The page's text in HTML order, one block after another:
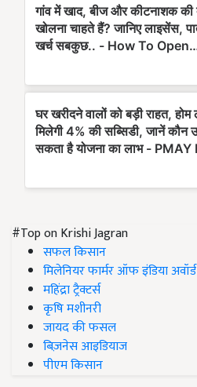
#Top on Krishi Jagran
सफल किसान
मिलेनियर फार्मर ऑफ इंडिया अवॉर्ड
महिंद्रा ट्रैक्टर्स
कृषि मशीनरी
जायद की फसल
बिज़नेस आइडियाज
पीएम किसान